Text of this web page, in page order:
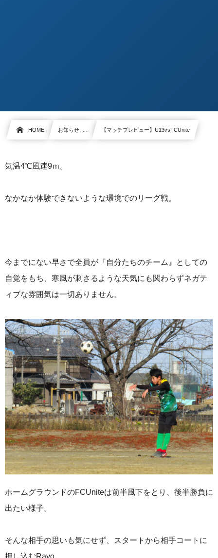
HOME お知らせ, … 【マッチプレビュー】U13vsFCUnite
気温4℃風速9ｍ。
なかなか体験できないような環境でのリーグ戦。
今までにない早さで全員が『自分たちのチーム』としての
自覚をもち、寒風が刺さるような天気にも関わらずネガテ
ィブな雰囲気は一切ありません。
ホームグラウンドのFCUniteは前半風下をとり、後半勝負に
出たい様子。
そんな相手の思いも気にせず、スタートから相手コートに